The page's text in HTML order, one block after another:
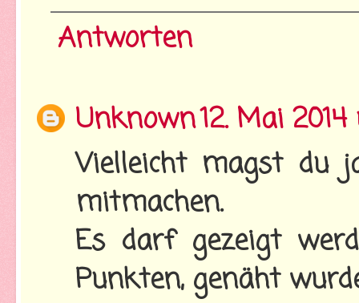
Antworten
Unknown12. Mai
Vielleicht magst du
mitmachen.
Es darf gezeigt
Punkten, genäht